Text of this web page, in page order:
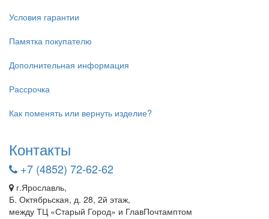
Условия гарантии
Памятка покупателю
Дополнительная информация
Рассрочка
Как поменять или вернуть изделие?
Контакты
+7 (4852) 72-62-62
г.Ярославль,
Б. Октябрьская, д. 28, 2й этаж,
между ТЦ «Старый Город» и ГлавПочтамптом